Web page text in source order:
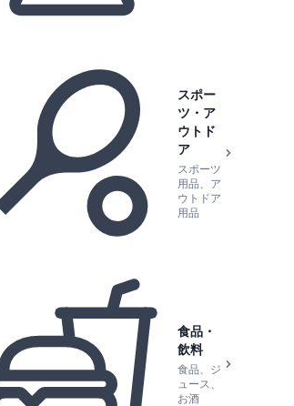
スポー
ツ・ア
ウトド
ア
スポーツ
用品、ア
ウトドア
用品
食品・
飲料
食品、ジ
ュース、
お酒